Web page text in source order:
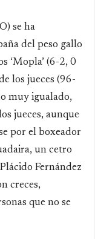
se ha
del peso gallo
‘Mopla’ (6-2, 0
los jueces (96-
muy igualado,
jueces, aunque
por el boxeador
un cetro
Fernández
creces,
que no se